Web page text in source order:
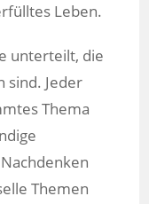
Leben.
unterteilt, die
sind. Jeder
Thema
Themen